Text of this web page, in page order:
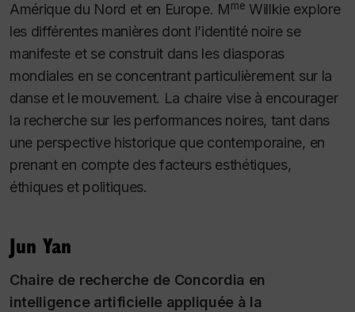
Amérique du Nord et en Europe. Mme Willkie explore
les différentes manières dont l’identité noire se
manifeste et se construit dans les diasporas
mondiales en se concentrant particulièrement sur la
danse et le mouvement. La chaire vise à encourager
la recherche sur les performances noires, tant dans
une perspective historique que contemporaine, en
prenant en compte des facteurs esthétiques,
éthiques et politiques.
Jun Yan
Chaire de recherche de Concordia en
intelligence artificielle appliquée à la